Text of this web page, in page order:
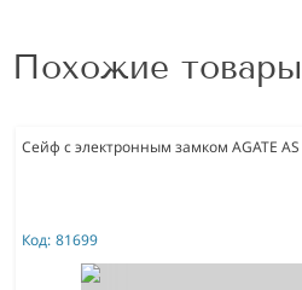
Похожие товары
Сейф с электронным замком AGATE AS
Код: 81699